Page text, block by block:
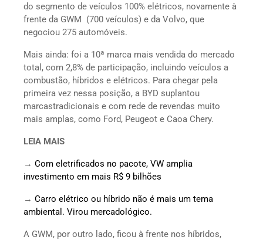
do segmento de veículos 100% elétricos, novamente à
frente da GWM (700 veículos) e da Volvo, que
negociou 275 automóveis.
Mais ainda: foi a 10ª marca mais vendida do mercado
total, com 2,8% de participação, incluindo veículos a
combustão, híbridos e elétricos. Para chegar pela
primeira vez nessa posição, a BYD suplantou
marcastradicionais e com rede de revendas muito
mais amplas, como Ford, Peugeot e Caoa Chery.
LEIA MAIS
→ Com eletrificados no pacote, VW amplia
investimento em mais R$ 9 bilhões
→ Carro elétrico ou híbrido não é mais um tema
ambiental. Virou mercadológico.
A GWM, por outro lado, ficou à frente nos híbridos,